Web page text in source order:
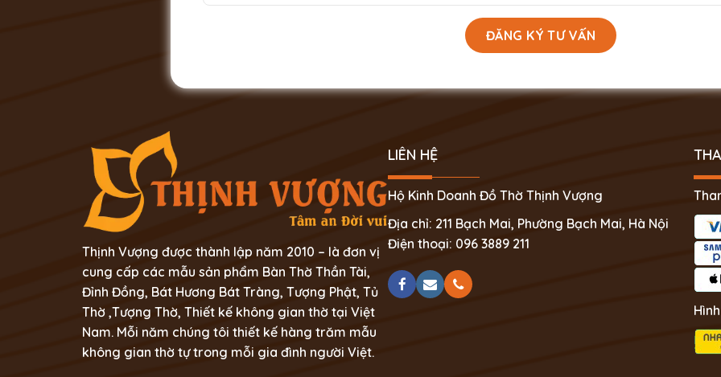
Thịnh Vượng được thành lập năm 2010 – là đơn vị
cung cấp các mẫu sản phẩm Bàn Thờ Thần Tài,
Đỉnh Đồng, Bát Hương Bát Tràng, Tượng Phật, Tủ
Thờ ,Tượng Thờ, Thiết kế không gian thờ tại Việt
Nam. Mỗi năm chúng tôi thiết kế hàng trăm mẫu
không gian thờ tự trong mỗi gia đình người Việt.
LIÊN HỆ
Hộ Kinh Doanh Đồ Thờ Thịnh Vượng
Địa chỉ: 211 Bạch Mai, Phường Bạch Mai, Hà Nội
Điện thoại: 096 3889 211